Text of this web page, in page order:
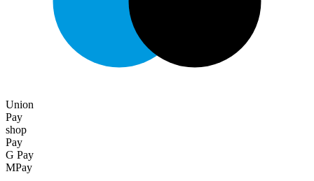
Union
Pay
shop
Pay
G Pay
MPay